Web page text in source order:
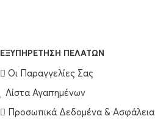
EΞΥΠΗΡΈΤΗΣΗ ΠΕΛΑΤΏΝ
Οι Παραγγελίες Σας
Λίστα Αγαπημένων
Προσωπικά Δεδομένα & Ασφάλεια